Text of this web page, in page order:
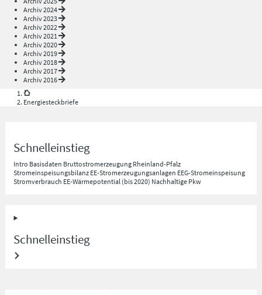
Archiv 2024
Archiv 2023
Archiv 2022
Archiv 2021
Archiv 2020
Archiv 2019
Archiv 2018
Archiv 2017
Archiv 2016
Energiesteckbriefe
Schnelleinstieg
Intro Basisdaten Bruttostromerzeugung Rheinland-Pfalz
Stromeinspeisungsbilanz EE-Stromerzeugungsanlagen EEG-Stromeinspeisung
Stromverbrauch EE-Wärmepotential (bis 2020) Nachhaltige Pkw
Schnelleinstieg